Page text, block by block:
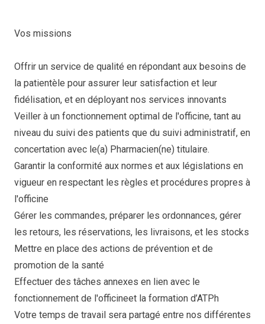
Vos missions
Offrir un service de qualité en répondant aux besoins de
la patientèle pour assurer leur satisfaction et leur
fidélisation, et en déployant nos services innovants
Veiller à un fonctionnement optimal de l'officine, tant au
niveau du suivi des patients que du suivi administratif, en
concertation avec le(a) Pharmacien(ne) titulaire.
Garantir la conformité aux normes et aux législations en
vigueur en respectant les règles et procédures propres à
l'officine
Gérer les commandes, préparer les ordonnances, gérer
les retours, les réservations, les livraisons, et les stocks
Mettre en place des actions de prévention et de
promotion de la santé
Effectuer des tâches annexes en lien avec le
fonctionnement de l'officineet la formation d’ATPh
Votre temps de travail sera partagé entre nos différentes